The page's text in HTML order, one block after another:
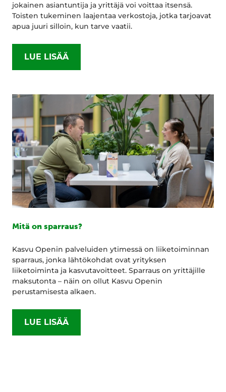
jokainen asiantuntija ja yrittäjä voi voittaa itsensä.
Toisten tukeminen laajentaa verkostoja, jotka tarjoavat
apua juuri silloin, kun tarve vaatii.
LUE LISÄÄ
Mitä on sparraus?
Kasvu Openin palveluiden ytimessä on liiketoiminnan
sparraus, jonka lähtökohdat ovat yrityksen
liiketoiminta ja kasvutavoitteet. Sparraus on yrittäjille
maksutonta – näin on ollut Kasvu Openin
perustamisesta alkaen.
LUE LISÄÄ